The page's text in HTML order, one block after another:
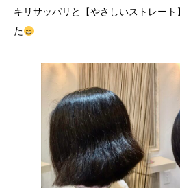
キリサッパリと【やさしいストレー
た